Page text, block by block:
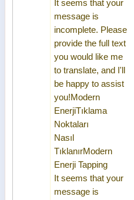
It seems that your
message is
incomplete. Please
provide the full text
you would like me
to translate, and I'll
be happy to assist
you!Modern
EnerjiTıklama
Noktaları
Nasıl
TıklanırModern
Enerji Tapping
It seems that your
message is